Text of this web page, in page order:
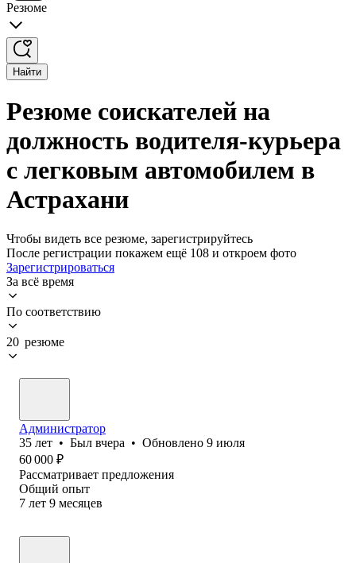
Резюме
Найти
Резюме соискателей на
должность водителя-курьера
с легковым автомобилем в
Астрахани
Чтобы видеть все резюме, зарегистрируйтесь
После регистрации покажем ещё 108 и откроем фото
Зарегистрироваться
За всё время
По соответствию
20 резюме
Администратор
35 лет • Был вчера • Обновлено 9 июля
60 000 ₽
Рассматривает предложения
Общий опыт
7 лет 9 месяцев